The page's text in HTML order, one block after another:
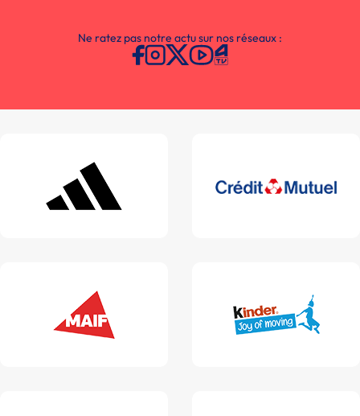
Ne ratez pas notre actu sur nos réseaux :